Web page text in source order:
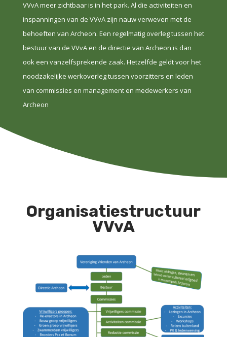
VVvA meer zichtbaar is in het park. Al die activiteiten en
inspanningen van de VVvA zijn nauw verweven met de
behoeften van Archeon. Een regelmatig overleg tussen het
bestuur van de VVvA en de directie van Archeon is dan
ook een vanzelfsprekende zaak. Hetzelfde geldt voor het
noodzakelijke werkoverleg tussen voorzitters en leden
van commissies en management en medewerkers van
Archeon
Organisatiestructuur
VVvA